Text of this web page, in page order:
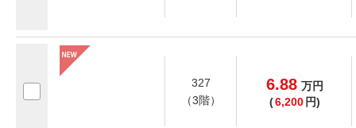
327
（3階）
6.88 万円
(6,200 円)